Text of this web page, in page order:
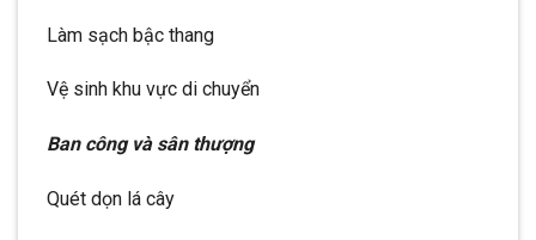
Làm sạch bậc thang
Vệ sinh khu vực di chuyển
Ban công và sân thượng
Quét dọn lá cây